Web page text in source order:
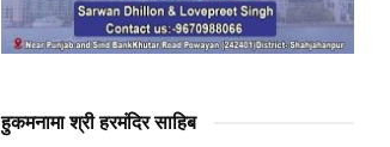
हुकमनामा श्री हरमंदिर साहिब